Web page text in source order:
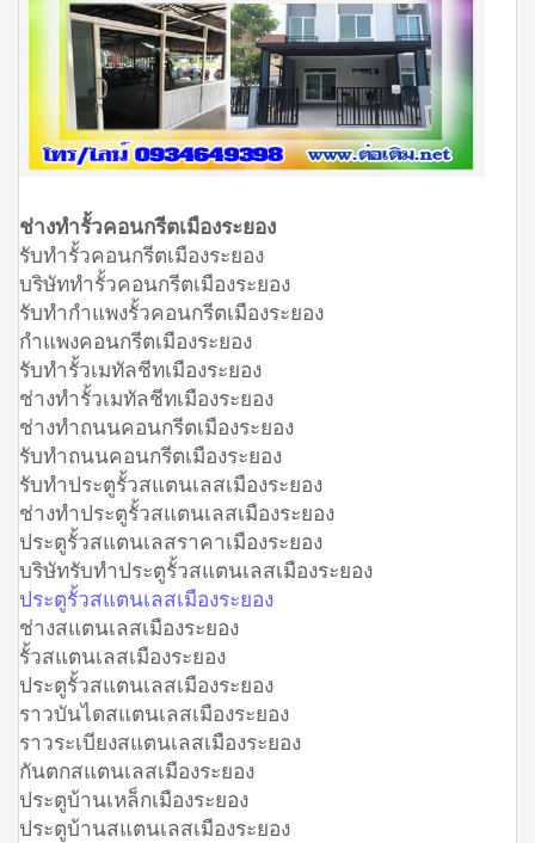
ช่างทำรั้วคอนกรีตเมืองระยอง
รับทำรั้วคอนกรีตเมืองระยอง
บริษัททำรั้วคอนกรีตเมืองระยอง
รับทำกำแพงรั้วคอนกรีตเมืองระยอง
กำแพงคอนกรีตเมืองระยอง
รับทำรั้วเมทัลชีทเมืองระยอง
ช่างทำรั้วเมทัลชีทเมืองระยอง
ช่างทำถนนคอนกรีตเมืองระยอง
รับทำถนนคอนกรีตเมืองระยอง
รับทำประตูรั้วสแตนเลสเมืองระยอง
ช่างทำประตูรั้วสแตนเลสเมืองระยอง
ประตูรั้วสแตนเลสราคาเมืองระยอง
บริษัทรับทำประตูรั้วสแตนเลสเมืองระยอง
ประตูรั้วสแตนเลสเมืองระยอง
ช่างสแตนเลสเมืองระยอง
รั้วสแตนเลสเมืองระยอง
ประตูรั้วสแตนเลสเมืองระยอง
ราวบันไดสแตนเลสเมืองระยอง
ราวระเบียงสแตนเลสเมืองระยอง
กันตกสแตนเลสเมืองระยอง
ประตูบ้านเหล็กเมืองระยอง
ประตูบ้านสแตนเลสเมืองระยอง